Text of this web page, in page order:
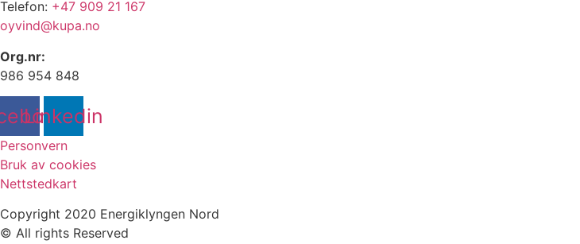
Telefon: +47 909 21 167
oyvind@kupa.no
Org.nr:
986 954 848
Linkedin
Personvern
Bruk av cookies
Nettstedkart
Copyright 2020 Energiklyngen Nord
© All rights Reserved